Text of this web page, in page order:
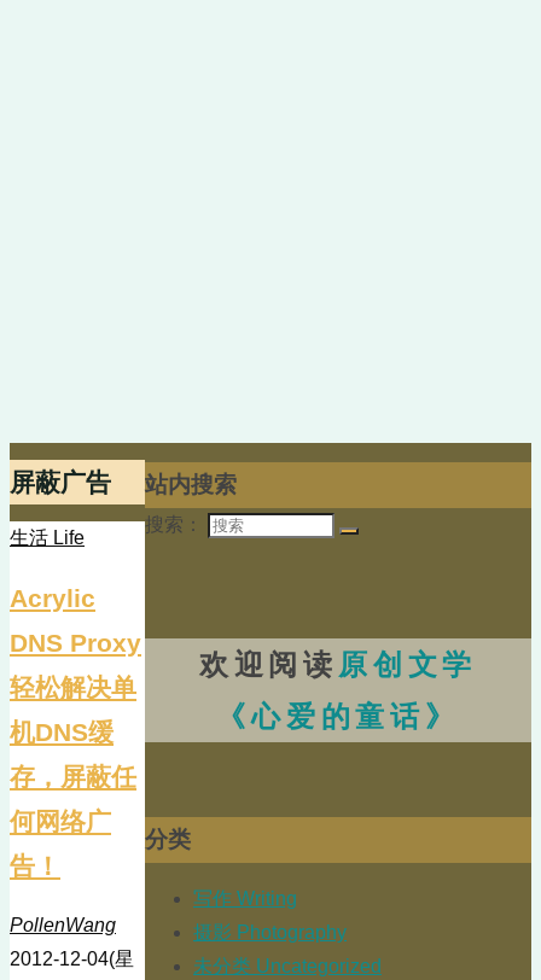
屏蔽广告
生活 Life
Acrylic
DNS Proxy
轻松解决单
机DNS缓
存，屏蔽任
何网络广
告！
PollenWang
2012-12-04(星
站内搜索
搜索：
欢迎阅读 原创文学
《心爱的童话》
分类
写作 Writing
摄影 Photography
未分类 Uncategorized